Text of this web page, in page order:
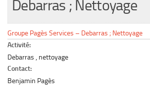
Le marché du mobilier d’occasion
Insertion Annuaire
Contact
Debarras ; Nettoyage
Groupe Pagès Services – Debarras ; Nettoyage
Activité:
Debarras , nettoyage
Contact:
Benjamin Pagès